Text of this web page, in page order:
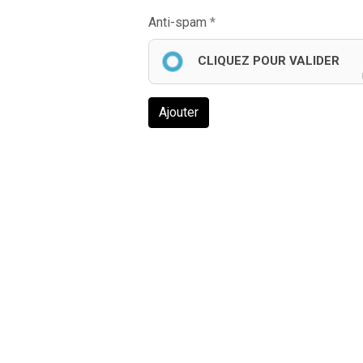
Anti-spam
CLIQUEZ POUR VALIDER
Ajouter